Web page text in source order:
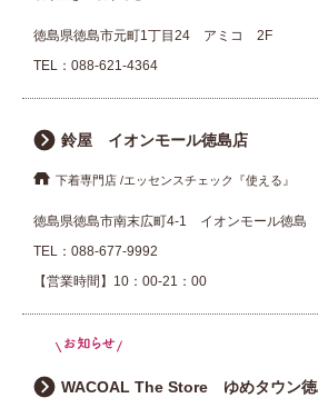
徳島県徳島市元町1丁目24 アミコ 2F
TEL： 088-621-4364
鈴屋 イオンモール徳島店
下着専門店 エッセンスチェック『使える』
徳島県徳島市南末広町4-1 イオンモール徳島
TEL： 088-677-9992
【営業時間】10：00-21：00
WACOAL The Store ゆめタウン